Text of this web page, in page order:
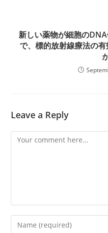
新しい薬物が細胞の
で、標的放射線療法の
Leave a Reply
Comment
Enter